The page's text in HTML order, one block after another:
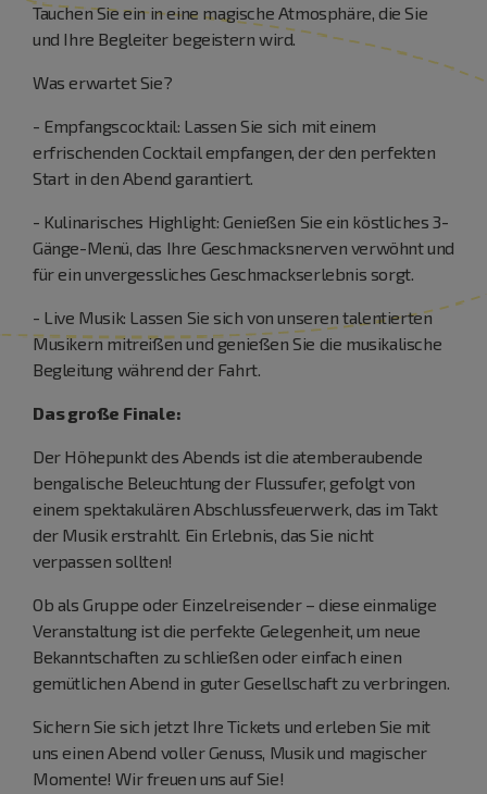
Tauchen Sie ein in eine magische Atmosphäre, die Sie
und Ihre Begleiter begeistern wird.
Was erwartet Sie?
- Empfangscocktail: Lassen Sie sich mit einem
erfrischenden Cocktail empfangen, der den perfekten
Start in den Abend garantiert.
- Kulinarisches Highlight: Genießen Sie ein köstliches 3-
Gänge-Menü, das Ihre Geschmacksnerven verwöhnt und
für ein unvergessliches Geschmackserlebnis sorgt.
- Live Musik: Lassen Sie sich von unseren talentierten
Musikern mitreißen und genießen Sie die musikalische
Begleitung während der Fahrt.
Das große Finale:
Der Höhepunkt des Abends ist die atemberaubende
bengalische Beleuchtung der Flussufer, gefolgt von
einem spektakulären Abschlussfeuerwerk, das im Takt
der Musik erstrahlt. Ein Erlebnis, das Sie nicht
verpassen sollten!
Ob als Gruppe oder Einzelreisender – diese einmalige
Veranstaltung ist die perfekte Gelegenheit, um neue
Bekanntschaften zu schließen oder einfach einen
gemütlichen Abend in guter Gesellschaft zu verbringen.
Sichern Sie sich jetzt Ihre Tickets und erleben Sie mit
uns einen Abend voller Genuss, Musik und magischer
Momente! Wir freuen uns auf Sie!